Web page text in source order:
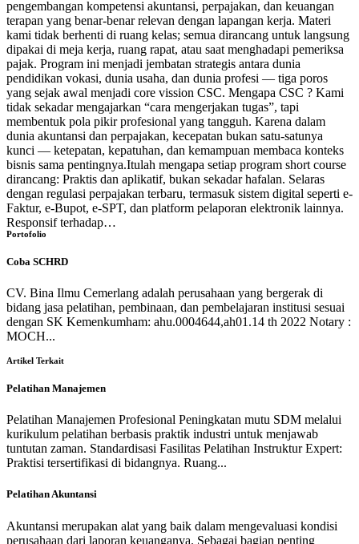
pengembangan kompetensi akuntansi, perpajakan, dan keuangan
terapan yang benar-benar relevan dengan lapangan kerja. Materi
kami tidak berhenti di ruang kelas; semua dirancang untuk langsung
dipakai di meja kerja, ruang rapat, atau saat menghadapi pemeriksa
pajak. Program ini menjadi jembatan strategis antara dunia
pendidikan vokasi, dunia usaha, dan dunia profesi — tiga poros
yang sejak awal menjadi core vission CSC. Mengapa CSC ? Kami
tidak sekadar mengajarkan “cara mengerjakan tugas”, tapi
membentuk pola pikir profesional yang tangguh. Karena dalam
dunia akuntansi dan perpajakan, kecepatan bukan satu-satunya
kunci — ketepatan, kepatuhan, dan kemampuan membaca konteks
bisnis sama pentingnya.Itulah mengapa setiap program short course
dirancang: Praktis dan aplikatif, bukan sekadar hafalan. Selaras
dengan regulasi perpajakan terbaru, termasuk sistem digital seperti e-
Faktur, e-Bupot, e-SPT, dan platform pelaporan elektronik lainnya.
Responsif terhadap…
Portofolio
Coba SCHRD
CV. Bina Ilmu Cemerlang adalah perusahaan yang bergerak di
bidang jasa pelatihan, pembinaan, dan pembelajaran institusi sesuai
dengan SK Kemenkumham: ahu.0004644,ah01.14 th 2022 Notary :
MOCH...
Artikel Terkait
Pelatihan Manajemen
Pelatihan Manajemen Profesional Peningkatan mutu SDM melalui
kurikulum pelatihan berbasis praktik industri untuk menjawab
tuntutan zaman. Standardisasi Fasilitas Pelatihan Instruktur Expert:
Praktisi tersertifikasi di bidangnya. Ruang...
Pelatihan Akuntansi
Akuntansi merupakan alat yang baik dalam mengevaluasi kondisi
perusahaan dari laporan keuanganya. Sebagai bagian penting